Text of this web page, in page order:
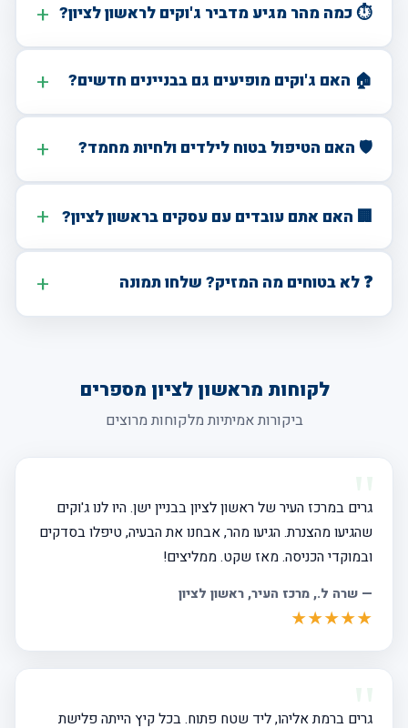
⏱️ כמה מהר מגיע מדביר ג'וקים לראשון לציון?
🏠 האם ג'וקים מופיעים גם בבניינים חדשים?
🛡️ האם הטיפול בטוח לילדים ולחיות מחמד?
🏢 האם אתם עובדים עם עסקים בראשון לציון?
❓ לא בטוחים מה המזיק? שלחו תמונה
לקוחות מראשון לציון מספרים
ביקורות אמיתיות מלקוחות מרוצים
גרים במרכז העיר של ראשון לציון בבניין ישן. היו לנו ג'וקים
שהגיעו מהצנרת. הגיעו מהר, אבחנו את הבעיה, טיפלו בסדקים
ובמוקדי הכניסה. מאז שקט. ממליצים!
— שרה ל., מרכז העיר, ראשון לציון
★★★★★
גרים ברמת אליהו, ליד שטח פתוח. בכל קיץ הייתה פלישת